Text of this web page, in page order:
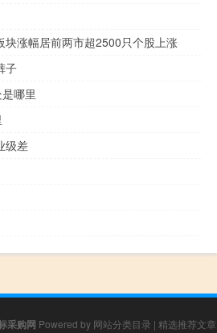
块涨幅居前两市超2500只个股上涨
子
哪里
级差
采购网 Powered by 网站分类目录 | 精选推荐文章